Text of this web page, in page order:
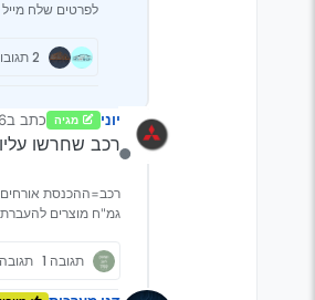
לפרטים שלח
2 תגובות
מנותק
יוני מגיה כתב ב26
רכב שחרשו עליו
רכב=ההכנסת
גמ"ח מוצרים להעברת
תגובה 1